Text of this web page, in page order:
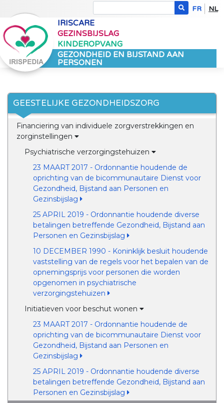
FR NL
IRISCARE
GEZINSBIJSLAG
KINDEROPVANG
GEZONDHEID EN BIJSTAND AAN
PERSONEN
GEESTELIJKE GEZONDHEIDSZORG
Financiering van individuele zorgverstrekkingen en
zorginstellingen
Psychiatrische verzorgingstehuizen
23 MAART 2017 - Ordonnantie houdende de
oprichting van de bicommunautaire Dienst voor
Gezondheid, Bijstand aan Personen en
Gezinsbijslag
25 APRIL 2019 - Ordonnantie houdende diverse
betalingen betreffende Gezondheid, Bijstand aan
Personen en Gezinsbijslag
10 DECEMBER 1990 - Koninklijk besluit houdende
vaststelling van de regels voor het bepalen van de
opnemingsprijs voor personen die worden
opgenomen in psychiatrische
verzorgingstehuizen
Initiatieven voor beschut wonen
23 MAART 2017 - Ordonnantie houdende de
oprichting van de bicommunautaire Dienst voor
Gezondheid, Bijstand aan Personen en
Gezinsbijslag
25 APRIL 2019 - Ordonnantie houdende diverse
betalingen betreffende Gezondheid, Bijstand aan
Personen en Gezinsbijslag